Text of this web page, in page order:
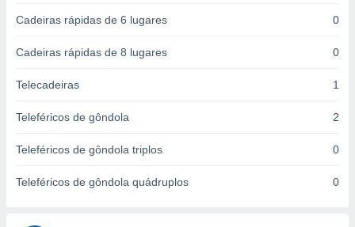
de
seus
tal,
Cadeiras rápidas de 6 lugares 0
Cadeiras rápidas de 8 lugares 0
Telecadeiras 1
Teleféricos de gôndola 2
Teleféricos de gôndola triplos 0
Teleféricos de gôndola quádruplos 0